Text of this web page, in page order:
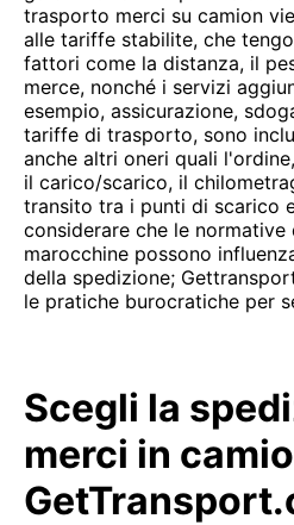
trasporto merci su camion
alle tariffe stabilite, che
fattori come la distanza, il
merce, nonché i servizi
esempio, assicurazione,
tariffe di trasporto, sono
anche altri oneri quali
il carico/scarico, il
transito tra i punti di scarico
considerare che le normative
marocchine possono
della spedizione;
le pratiche burocratiche per
Scegli la
merci in